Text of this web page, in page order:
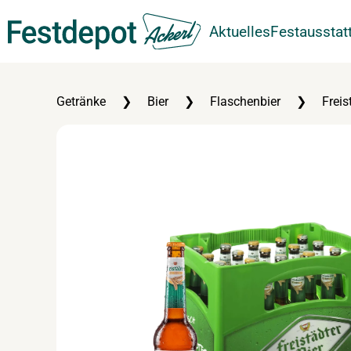
Zum Hauptinhalt springen Aktuelles
Getränke Bier Flaschenbier